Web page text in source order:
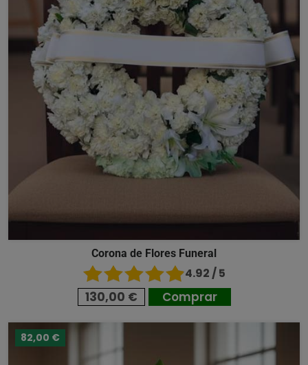
Corona de Flores Funeral
4.92 / 5
130,00 € Comprar
82,00 €